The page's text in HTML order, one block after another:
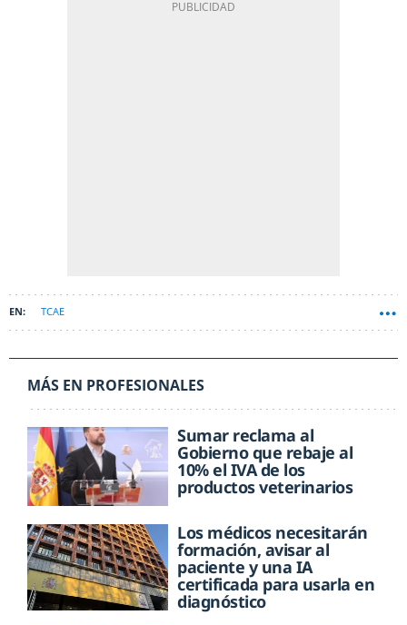
TCAE
MÁS EN PROFESIONALES
Sumar reclama al
Gobierno que rebaje al
10% el IVA de los
productos veterinarios
Los médicos necesitarán
formación, avisar al
paciente y una IA
certificada para usarla en
diagnóstico